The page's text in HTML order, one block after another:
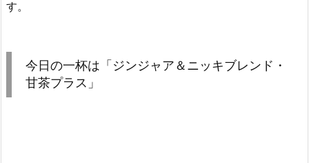
す。
今日の一杯は「ジンジャア＆ニッキブレンド・
甘茶プラス」